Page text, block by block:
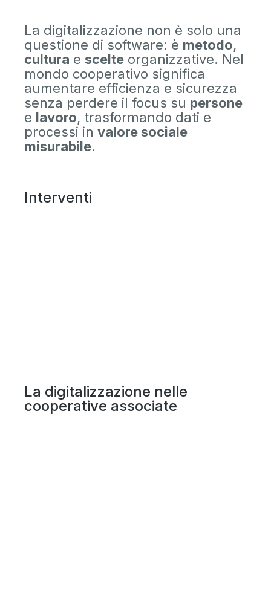
La digitalizzazione non è solo una
questione di software: è metodo,
cultura e scelte organizzative. Nel
mondo cooperativo significa
aumentare efficienza e sicurezza
senza perdere il focus su persone
e lavoro, trasformando dati e
processi in valore sociale
misurabile.
Interventi
La digitalizzazione nelle
cooperative associate